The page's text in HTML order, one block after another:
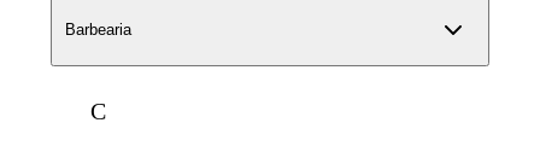
Barbearia
C